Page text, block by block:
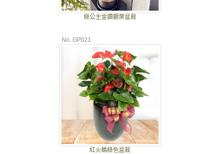
綠公主金鑽觀葉盆栽
No. GP021
紅火鶴綠色盆栽